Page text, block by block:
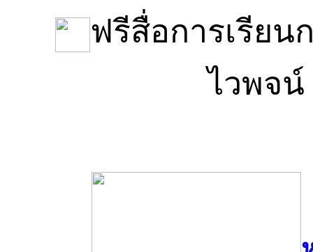
ฟรีสื่อการเรียน
ไวพจ